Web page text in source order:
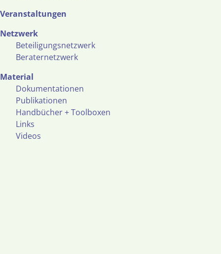
Veranstaltungen
Netzwerk
Beteiligungsnetzwerk
Beraternetzwerk
Material
Dokumentationen
Publikationen
Handbücher + Toolboxen
Links
Videos